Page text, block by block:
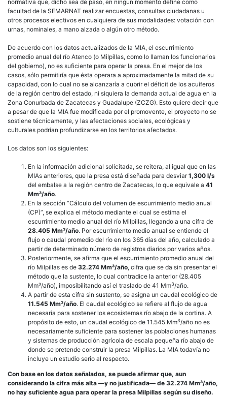
normativa que, dicho sea de paso, en ningún momento define como
facultad de la SEMARNAT realizar encuestas, consultas ciudadanas u
otros procesos electivos en cualquiera de sus modalidades: votación con
urnas, nominales, a mano alzada o algún otro método.
De acuerdo con los datos actualizados de la MIA, el escurrimiento
promedio anual del río Atenco (o Milpillas, como lo llaman los funcionarios
del gobierno), no es suficiente para operar la presa. En el mejor de los
casos, sólo permitiría que ésta operara a aproximadamente la mitad de su
capacidad, con lo cual no se alcanzaría a cubrir el déficit de los acuíferos
de la región centro del estado, ni siquiera la demanda actual de agua en la
Zona Conurbada de Zacatecas y Guadalupe (ZCZG). Esto quiere decir que
a pesar de que la MIA fue modificada por el promovente, el proyecto no se
sostiene técnicamente, y las afectaciones sociales, ecológicas y
culturales podrían profundizarse en los territorios afectados.
Los datos son los siguientes:
En la información adicional solicitada, se reitera, al igual que en las
MIAs anteriores, que la presa está diseñada para desviar1,300 l/s
del embalse a la región centro de Zacatecas, lo que equivale a 41
Mm³/año.
En la sección “Cálculo del volumen de escurrimiento medio anual
(CP)”, se explica el método mediante el cual se estima el
escurrimiento medio anual del río Milpillas, llegando a una cifra de
28.405 Mm³/año. Por escurrimiento medio anual se entiende el
flujo o caudal promedio del río en los 365 días del año, calculado a
partir de determinado número de registros diarios por varios años.
Posteriormente, se afirma que el escurrimiento promedio anual del
río Milpillas es de 32.274 Mm³/año, cifra que se da sin presentar el
método que la sustente, lo cual contradice la anterior (28.405
Mm³/año), imposibilitando así el traslado de 41 Mm3/año.
A partir de esta cifra sin sustento, se asigna un caudal ecológico de
11.545 Mm³/año. El caudal ecológico se refiere al flujo de agua
necesaria para sostener los ecosistemas río abajo de la cortina. A
propósito de esto, un caudal ecológico de 11.545 Mm3/año no es
necesariamente suficiente para sostener las poblaciones humanas
y sistemas de producción agrícola de escala pequeña río abajo de
donde se pretende construir la presa Milpillas. La MIA todavía no
incluye un estudio serio al respecto.
Con base en los datos señalados, se puede afirmar que, aun
considerando la cifra más alta —y no justificada— de 32.274 Mm³/año,
no hay suficiente agua para operar la presa Milpillas según su diseño.